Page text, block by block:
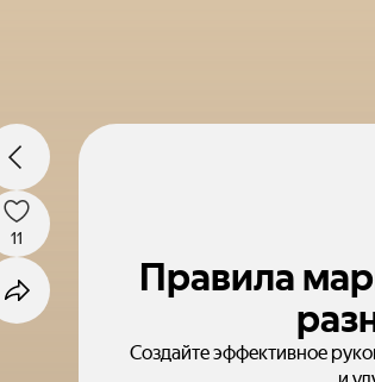
Правила
Создайте эффективное
11